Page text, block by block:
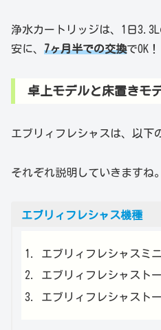
浄水カートリッジは、1日
安に、 7ヶ月半での交換でOK！
卓上モデルと床置きモ
エブリィフレシャスは、以下
それぞれ説明していきますね。
エブリィフレシャス機種
エブリィフレシャスミ
エブリィフレシャスト
エブリィフレシャスト